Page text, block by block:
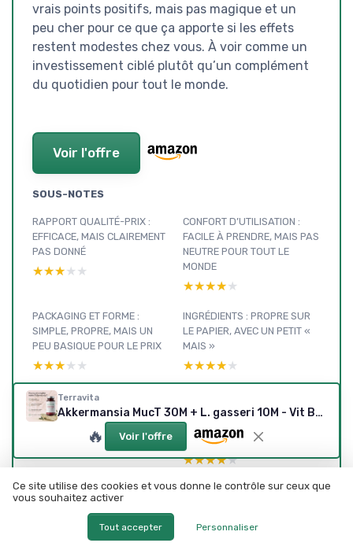
vrais points positifs, mais pas magique et un
peu cher pour ce que ça apporte si les effets
restent modestes chez vous. À voir comme un
investissement ciblé plutôt qu’un complément
du quotidien pour tout le monde.
Voir l'offre
SOUS-NOTES
RAPPORT QUALITÉ-PRIX :
EFFICACE, MAIS CLAIREMENT
PAS DONNÉ
★★★★★
★★★★★
CONFORT D’UTILISATION :
FACILE À PRENDRE, MAIS PAS
NEUTRE POUR TOUT LE
MONDE
★★★★★
★★★★★
PACKAGING ET FORME :
SIMPLE, PROPRE, MAIS UN
PEU BASIQUE POUR LE PRIX
★★★★★
★★★★★
INGRÉDIENTS : PROPRE SUR
LE PAPIER, AVEC UN PETIT «
MAIS »
★★★★★
★★★★★
PRÉSENTATION : CE QUE
TERRAVITA PROMET
VRAIMENT
DIGESTION, SATIÉTÉ ET
GLYCÉMIE, CE QUE J’AI VU (ET
PAS VU)
★★★★★
★★★★★
Ce produit apparaît dans nos comparatifs
Terravita
Akkermansia MucT 30M + L. gasseri 10M - Vit B1 & Chrome - 60 gélules - Made in France
🔥 Voir l'offre
Ce site utilise des cookies et vous donne le contrôle sur ceux que
vous souhaitez activer
Tout accepter Personnaliser